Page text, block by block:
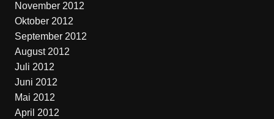
November 2012
Oktober 2012
September 2012
August 2012
Juli 2012
Juni 2012
Mai 2012
April 2012